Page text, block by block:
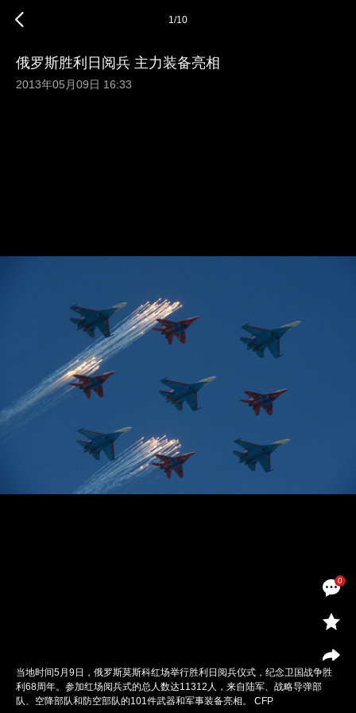
0
1/10
俄罗斯胜利日阅兵 主力装备亮相
2013年05月09日 16:33
当地时间5月9日，俄罗斯莫斯科红场举行胜利日阅兵仪式，纪念卫国战争胜
利68周年。参加红场阅兵式的总人数达11312人，来自陆军、战略导弹部
队、空降部队和防空部队的101件武器和军事装备亮相。 CFP